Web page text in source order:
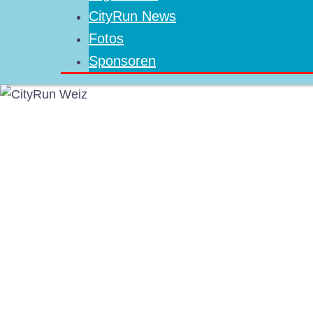
CityRun News
Fotos
Sponsoren